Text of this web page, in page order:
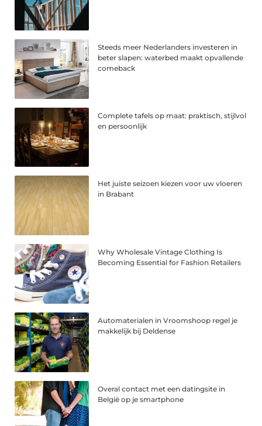
Steeds meer Nederlanders investeren in
beter slapen: waterbed maakt opvallende
comeback
Complete tafels op maat: praktisch, stijlvol
en persoonlijk
Het juiste seizoen kiezen voor uw vloeren
in Brabant
Why Wholesale Vintage Clothing Is
Becoming Essential for Fashion Retailers
Automaterialen in Vroomshoop regel je
makkelijk bij Deldense
Overal contact met een datingsite in
België op je smartphone